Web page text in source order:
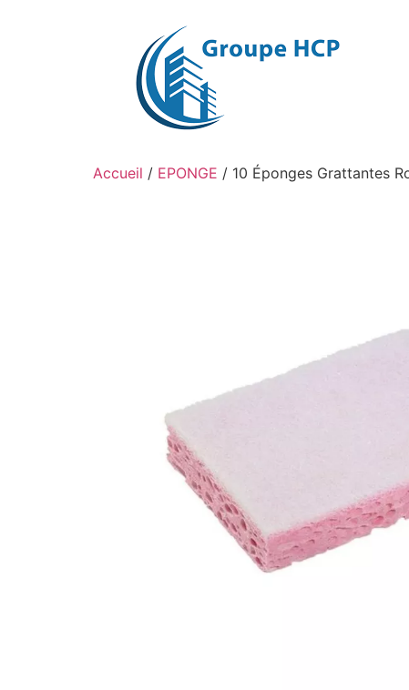
Accueil / EPONGE / 10 Éponges Grattantes